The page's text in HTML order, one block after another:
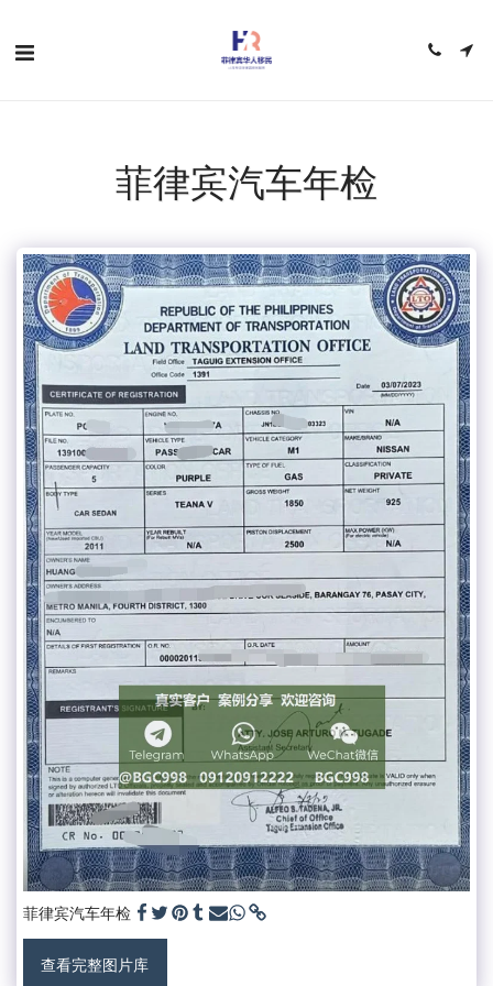
菲律宾汽车年检
菲律宾汽车年检
查看完整图片库